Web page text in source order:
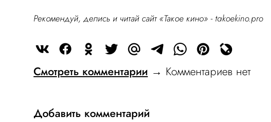
Рекомендуй, делись и читай сайт «Такое кино» - takoekino.pro
Смотреть комментарии → Комментариев нет
Добавить комментарий